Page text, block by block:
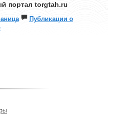
портал torgtah.ru
Публикации о